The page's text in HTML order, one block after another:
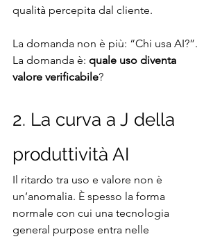
qualità percepita dal cliente.
La domanda non è più: “Chi usa AI?”.
La domanda è: quale uso diventa
valore verificabile?
2. La curva a J della
produttività AI
Il ritardo tra uso e valore non è
un’anomalia. È spesso la forma
normale con cui una tecnologia
general purpose entra nelle